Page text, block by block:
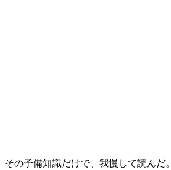
の予備知識だけで、我慢して読んだ。